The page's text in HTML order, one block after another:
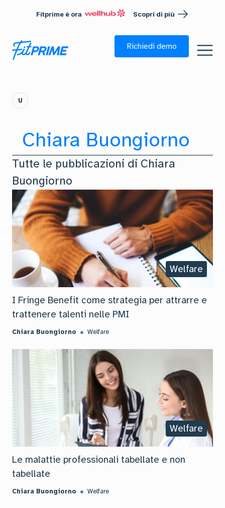
Fitprime è ora Scopri di più
Richiedi demo
U
Chiara Buongiorno
Tutte le pubblicazioni di Chiara
Buongiorno
Welfare
I Fringe Benefit come strategia per attrarre e
trattenere talenti nelle PMI
Chiara Buongiorno Welfare
Welfare
Le malattie professionali tabellate e non
tabellate
Chiara Buongiorno Welfare